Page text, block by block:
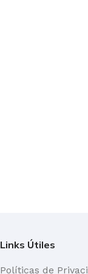
Links Útiles
Políticas de